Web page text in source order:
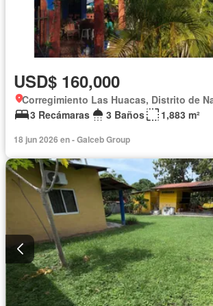
USD$ 160,000
Corregimiento Las Huacas, Distrito de
3 Recámaras
3 Baños 1,883 m²
18 jun 2026 en - Galceb Group